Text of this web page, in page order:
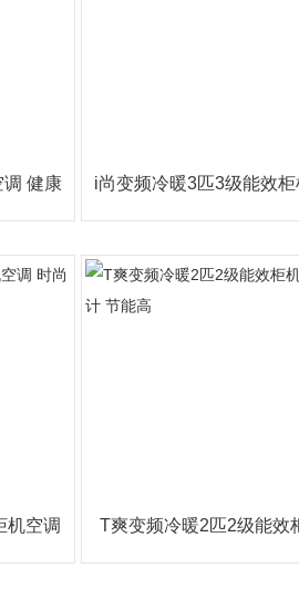
调 健康 i尚变频冷暖3匹3级能效
机空调 T爽变频冷暖2匹2级能效